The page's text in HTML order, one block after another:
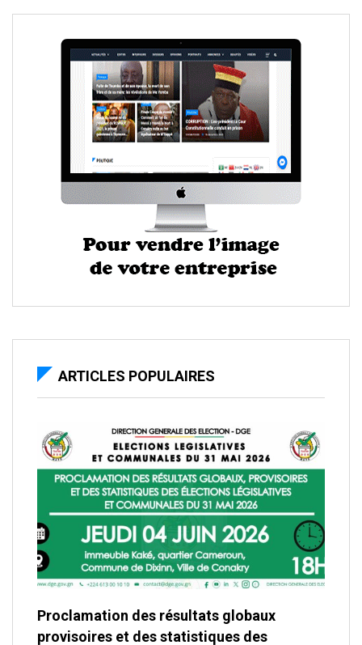
ARTICLES POPULAIRES
Proclamation des résultats globaux
provisoires et des statistiques des